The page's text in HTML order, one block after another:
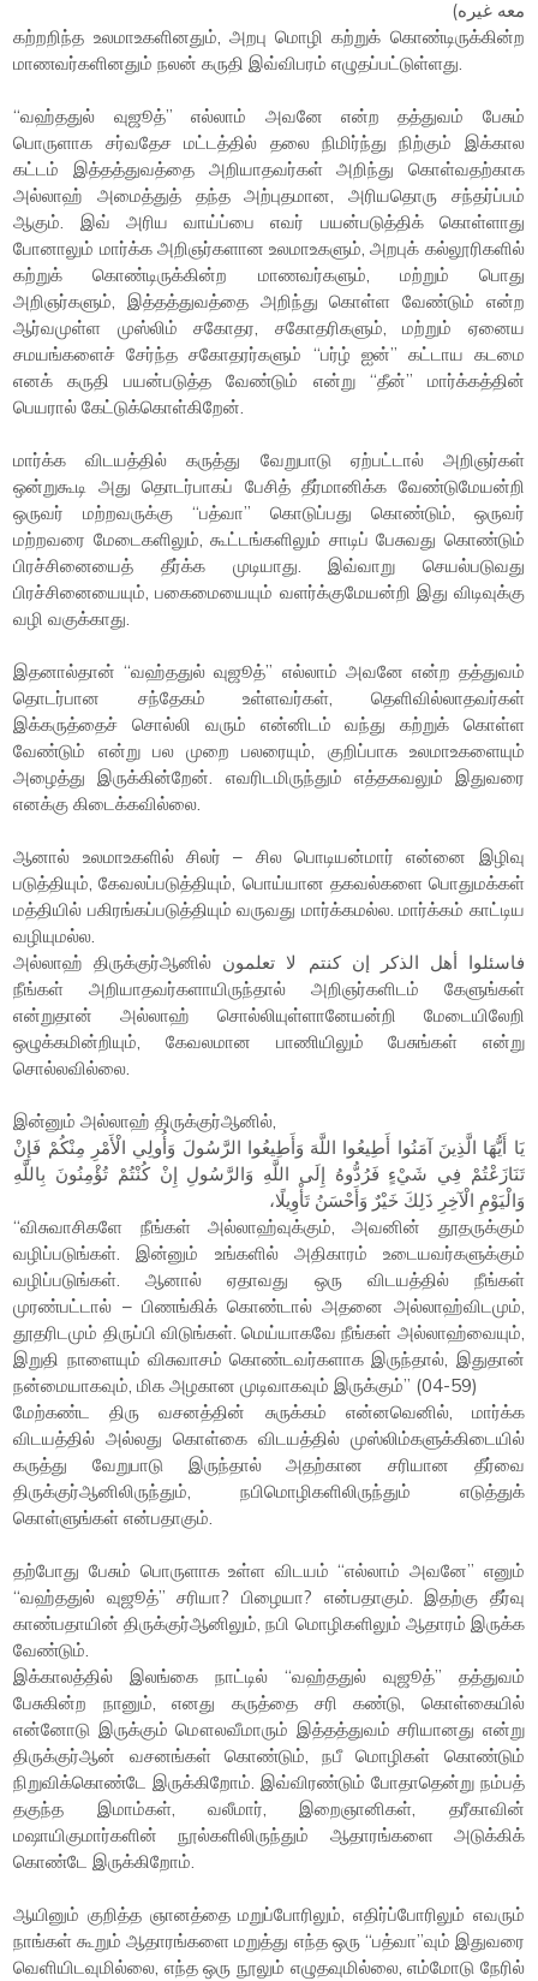
معه غيره)
கற்றறிந்த உலமாஉகளினதும், அறபு மொழி கற்றுக் கொண்டிருக்கின்ற
மாணவர்களினதும் நலன் கருதி இவ்விபரம் எழுதப்பட்டுள்ளது.
“வஹ்ததுல் வுஜூத்” எல்லாம் அவனே என்ற தத்துவம் பேசும்
பொருளாக சர்வதேச மட்டத்தில் தலை நிமிர்ந்து நிற்கும் இக்கால
கட்டம் இத்தத்துவத்தை அறியாதவர்கள் அறிந்து கொள்வதற்காக
அல்லாஹ் அமைத்துத் தந்த அற்புதமான, அரியதொரு சந்தர்ப்பம்
ஆகும். இவ் அரிய வாய்ப்பை எவர் பயன்படுத்திக் கொள்ளாது
போனாலும் மார்க்க அறிஞர்களான உலமாஉகளும், அறபுக் கல்லூரிகளில்
கற்றுக் கொண்டிருக்கின்ற மாணவர்களும், மற்றும் பொது
அறிஞர்களும், இத்தத்துவத்தை அறிந்து கொள்ள வேண்டும் என்ற
ஆர்வமுள்ள முஸ்லிம் சகோதர, சகோதரிகளும், மற்றும் ஏனைய
சமயங்களைச் சேர்ந்த சகோதரர்களும் “பர்ழ் ஐன்” கட்டாய கடமை
எனக் கருதி பயன்படுத்த வேண்டும் என்று “தீன்” மார்க்கத்தின்
பெயரால் கேட்டுக்கொள்கிறேன்.
மார்க்க விடயத்தில் கருத்து வேறுபாடு ஏற்பட்டால் அறிஞர்கள்
ஒன்றுகூடி அது தொடர்பாகப் பேசித் தீர்மானிக்க வேண்டுமேயன்றி
ஒருவர் மற்றவருக்கு “பத்வா” கொடுப்பது கொண்டும், ஒருவர்
மற்றவரை மேடைகளிலும், கூட்டங்களிலும் சாடிப் பேசுவது கொண்டும்
பிரச்சினையைத் தீர்க்க முடியாது. இவ்வாறு செயல்படுவது
பிரச்சினையையும், பகைமையையும் வளர்க்குமேயன்றி இது விடிவுக்கு
வழி வகுக்காது.
இதனால்தான் “வஹ்ததுல் வுஜூத்” எல்லாம் அவனே என்ற தத்துவம்
தொடர்பான சந்தேகம் உள்ளவர்கள், தெளிவில்லாதவர்கள்
இக்கருத்தைச் சொல்லி வரும் என்னிடம் வந்து கற்றுக் கொள்ள
வேண்டும் என்று பல முறை பலரையும், குறிப்பாக உலமாஉகளையும்
அழைத்து இருக்கின்றேன். எவரிடமிருந்தும் எத்தகவலும் இதுவரை
எனக்கு கிடைக்கவில்லை.
ஆனால் உலமாஉகளில் சிலர் – சில பொடியன்மார் என்னை இழிவு
படுத்தியும், கேவலப்படுத்தியும், பொய்யான தகவல்களை பொதுமக்கள்
மத்தியில் பகிரங்கப்படுத்தியும் வருவது மார்க்கமல்ல. மார்க்கம் காட்டிய
வழியுமல்ல.
அல்லாஹ் திருக்குர்ஆனில் فاسئلوا أهل الذكر إن كنتم لا تعلمون
நீங்கள் அறியாதவர்களாயிருந்தால் அறிஞர்களிடம் கேளுங்கள்
என்றுதான் அல்லாஹ் சொல்லியுள்ளானேயன்றி மேடையிலேறி
ஒழுக்கமின்றியும், கேவலமான பாணியிலும் பேசுங்கள் என்று
சொல்லவில்லை.
இன்னும் அல்லாஹ் திருக்குர்ஆனில்,
يَا أَيُّهَا الَّذِينَ آمَنُوا أَطِيعُوا اللَّهَ وَأَطِيعُوا الرَّسُولَ وَأُولِي الْأَمْرِ مِنْكُمْ فَإِنْ
تَنَازَعْتُمْ فِي شَيْءٍ فَرُدُّوهُ إِلَى اللَّهِ وَالرَّسُولِ إِنْ كُنْتُمْ تُؤْمِنُونَ بِاللَّهِ
وَالْيَوْمِ الْآخِرِ ذَلِكَ خَيْرٌ وَأَحْسَنُ تَأْوِيلًا،
“விசுவாசிகளே நீங்கள் அல்லாஹ்வுக்கும், அவனின் தூதருக்கும்
வழிப்படுங்கள். இன்னும் உங்களில் அதிகாரம் உடையவர்களுக்கும்
வழிப்படுங்கள். ஆனால் ஏதாவது ஒரு விடயத்தில் நீங்கள்
முரண்பட்டால் – பிணங்கிக் கொண்டால் அதனை அல்லாஹ்விடமும்,
தூதரிடமும் திருப்பி விடுங்கள். மெய்யாகவே நீங்கள் அல்லாஹ்வையும்,
இறுதி நாளையும் விசுவாசம் கொண்டவர்களாக இருந்தால், இதுதான்
நன்மையாகவும், மிக அழகான முடிவாகவும் இருக்கும்” (04-59)
மேற்கண்ட திரு வசனத்தின் சுருக்கம் என்னவெனில், மார்க்க
விடயத்தில் அல்லது கொள்கை விடயத்தில் முஸ்லிம்களுக்கிடையில்
கருத்து வேறுபாடு இருந்தால் அதற்கான சரியான தீர்வை
திருக்குர்ஆனிலிருந்தும், நபிமொழிகளிலிருந்தும் எடுத்துக்
கொள்ளுங்கள் என்பதாகும்.
தற்போது பேசும் பொருளாக உள்ள விடயம் “எல்லாம் அவனே” எனும்
“வஹ்ததுல் வுஜூத்” சரியா? பிழையா? என்பதாகும். இதற்கு தீர்வு
காண்பதாயின் திருக்குர்ஆனிலும், நபி மொழிகளிலும் ஆதாரம் இருக்க
வேண்டும்.
இக்காலத்தில் இலங்கை நாட்டில் “வஹ்ததுல் வுஜூத்” தத்துவம்
பேசுகின்ற நானும், எனது கருத்தை சரி கண்டு, கொள்கையில்
என்னோடு இருக்கும் மௌலவீமாரும் இத்தத்துவம் சரியானது என்று
திருக்குர்ஆன் வசனங்கள் கொண்டும், நபீ மொழிகள் கொண்டும்
நிறுவிக்கொண்டே இருக்கிறோம். இவ்விரண்டும் போதாதென்று நம்பத்
தகுந்த இமாம்கள், வலீமார், இறைஞானிகள், தரீகாவின்
மஷாயிகுமார்களின் நூல்களிலிருந்தும் ஆதாரங்களை அடுக்கிக்
கொண்டே இருக்கிறோம்.
ஆயினும் குறித்த ஞானத்தை மறுப்போரிலும், எதிர்ப்போரிலும் எவரும்
நாங்கள் கூறும் ஆதாரங்களை மறுத்து எந்த ஒரு “பத்வா”வும் இதுவரை
வெளியிடவுமில்லை, எந்த ஒரு நூலும் எழுதவுமில்லை, எம்மோடு நேரில்